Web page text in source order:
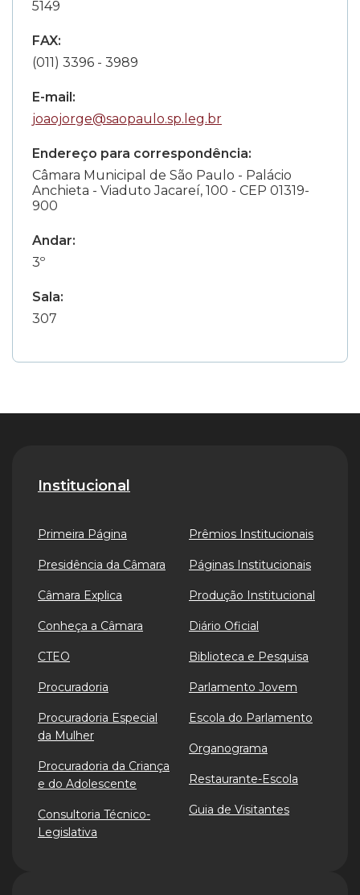
5149
FAX:
(011) 3396 - 3989
E-mail:
joaojorge@saopaulo.sp.leg.br
Endereço para correspondência:
Câmara Municipal de São Paulo - Palácio
Anchieta - Viaduto Jacareí, 100 - CEP 01319-
900
Andar:
3º
Sala:
307
Institucional
Primeira Página
Presidência da Câmara
Câmara Explica
Conheça a Câmara
CTEO
Procuradoria
Procuradoria Especial
da Mulher
Procuradoria da Criança
e do Adolescente
Consultoria Técnico-
Legislativa
Prêmios Institucionais
Páginas Institucionais
Produção Institucional
Diário Oficial
Biblioteca e Pesquisa
Parlamento Jovem
Escola do Parlamento
Organograma
Restaurante-Escola
Guia de Visitantes